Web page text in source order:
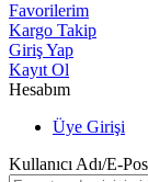
Favorilerim
Kargo Takip
Giriş Yap
Kayıt Ol
Hesabım
Üye Girişi
Kullanıcı Adı/E-